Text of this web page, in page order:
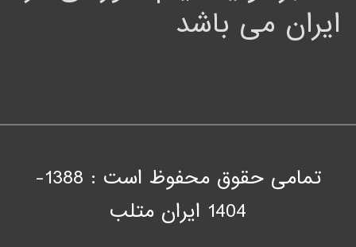
ایران می باشد
تمامی حقوق محفوظ است : 1388-
1404 ايران متلب